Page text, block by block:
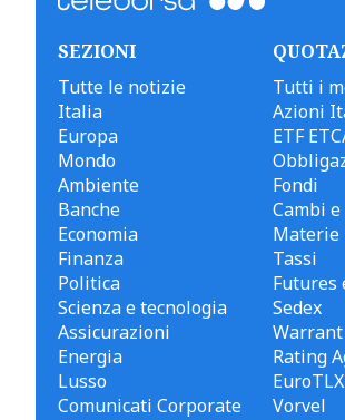
SEZIONI
Tutte le notizie
Italia
Europa
Mondo
Ambiente
Banche
Economia
Finanza
Politica
Scienza e tecnologia
Assicurazioni
Energia
Lusso
Comunicati Corporate
Tutti i
Azioni
ETF
Fondi
Cambi
Materie
Tassi
Futures
Sedex
Warrant
Rating
EuroTLX
Vorvel